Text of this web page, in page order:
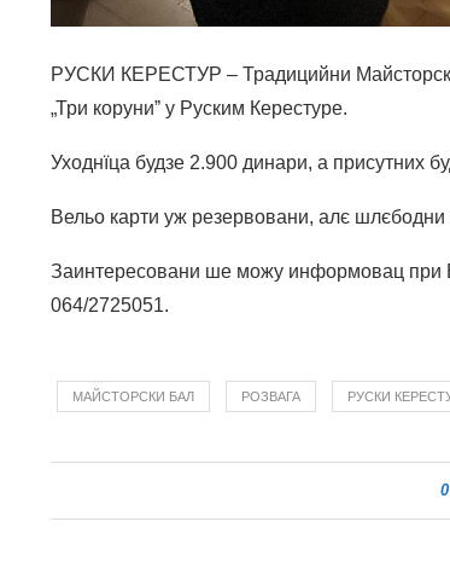
РУСКИ КЕРЕСТУР – Традицийни
„Три коруниˮ у Руским Керестуре.
Уходнїца будзе 2.900 динари, а присутних
Вельо карти уж резервовани, алє
Заинтересовани ше можу информовац при
064/2725051.
МАЙСТОРСКИ БАЛ РОЗВАГА РУСКИ
0